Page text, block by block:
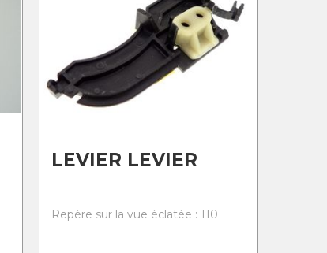
LEVIER LEVIER
Repère sur la vue éclatée : 110